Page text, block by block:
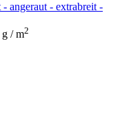
angeraut - extrabreit -
g / m2